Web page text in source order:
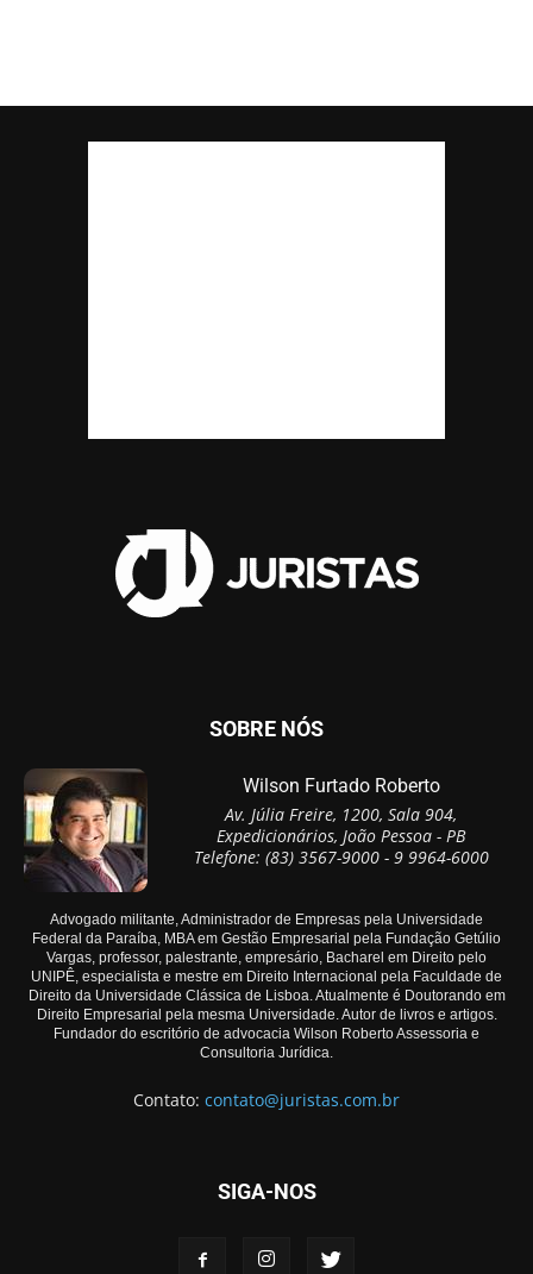
SOBRE NÓS
Wilson Furtado Roberto
Av. Júlia Freire, 1200, Sala 904,
Expedicionários, João Pessoa - PB
Telefone: (83) 3567-9000 - 9 9964-6000
Advogado militante, Administrador de Empresas pela Universidade
Federal da Paraíba, MBA em Gestão Empresarial pela Fundação Getúlio
Vargas, professor, palestrante, empresário, Bacharel em Direito pelo
UNIPÊ, especialista e mestre em Direito Internacional pela Faculdade de
Direito da Universidade Clássica de Lisboa. Atualmente é Doutorando em
Direito Empresarial pela mesma Universidade. Autor de livros e artigos.
Fundador do escritório de advocacia Wilson Roberto Assessoria e
Consultoria Jurídica.
Contato: contato@juristas.com.br
SIGA-NOS